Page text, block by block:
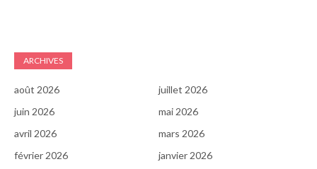
ARCHIVES
août 2026
juillet 2026
juin 2026
mai 2026
avril 2026
mars 2026
février 2026
janvier 2026